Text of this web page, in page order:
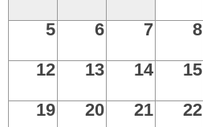
5
6 7 8
12
13 14 15
19
20 21 22